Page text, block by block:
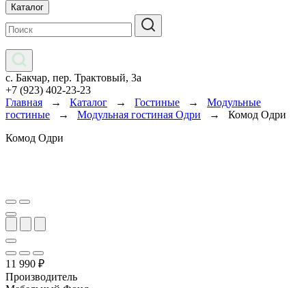
Каталог
с. Бакчар, пер. Трактовый, 3а
+7 (923) 402-23-23
Главная → Каталог → Гостиные → Модульные
гостиные → Модульная гостиная Одри → Комод Одри
Комод Одри
11 990 ₽
Производитель